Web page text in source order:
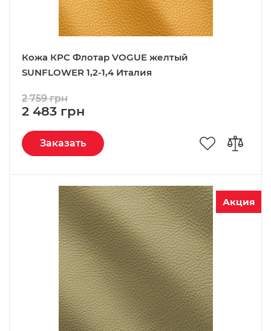
Кожа КРС Флотар VOGUE желтый
SUNFLOWER 1,2-1,4 Италия
2 483 грн
2 759 грн
Заказать
Акция